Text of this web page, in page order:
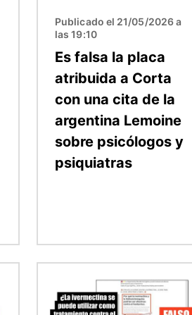
Publicado el 21/05/2026 a
las 19:10
Es falsa la placa
atribuida a Corta
con una cita de la
argentina Lemoine
sobre psicólogos y
psiquiatras